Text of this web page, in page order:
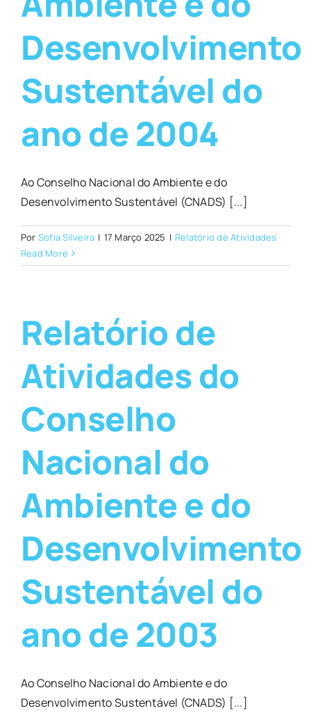
Desenvolvimento
Sustentável do
ano de 2004
Ao Conselho Nacional do Ambiente e do
Desenvolvimento Sustentável (CNADS) [...]
Por Sofia Silveira | 17 Março 2025 | Relatório de Atividades
Read More
Relatório de
Atividades do
Conselho
Nacional do
Ambiente e do
Desenvolvimento
Sustentável do
ano de 2003
Ao Conselho Nacional do Ambiente e do
Desenvolvimento Sustentável (CNADS) [...]